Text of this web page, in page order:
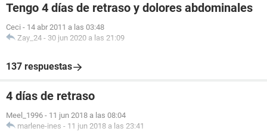
Tengo 4 días de retraso y dolores abdominales
Ceci - 14 abr 2011 a las 03:48
Zay_24 - 30 jun 2020 a las 21:09
137 respuestas
4 días de retraso
Meel_1996 - 11 jun 2018 a las 08:04
marlene-ines - 11 jun 2018 a las 23:41